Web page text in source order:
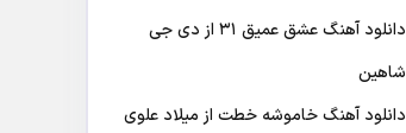
دانلود آهنگ عشق عمیق ۳۱ از دی جی
شاهین
دانلود آهنگ خاموشه خطت از میلاد علوی